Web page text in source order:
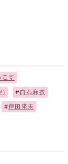
こす
) #白石麻衣
#倖田來未